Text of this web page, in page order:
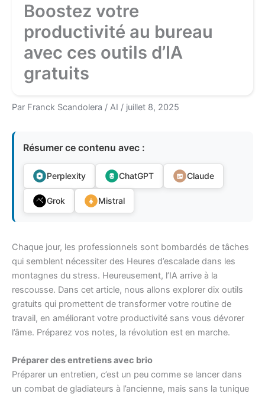
Boostez votre
productivité au bureau
avec ces outils d’IA
gratuits
Par Franck Scandolera / AI / juillet 8, 2025
Résumer ce contenu avec :
Perplexity ChatGPT Claude
Grok Mistral
Chaque jour, les professionnels sont bombardés de tâches
qui semblent nécessiter des Heures d’escalade dans les
montagnes du stress. Heureusement, l’IA arrive à la
rescousse. Dans cet article, nous allons explorer dix outils
gratuits qui promettent de transformer votre routine de
travail, en améliorant votre productivité sans vous dévorer
l’âme. Préparez vos notes, la révolution est en marche.
Préparer des entretiens avec brio
Préparer un entretien, c’est un peu comme se lancer dans
un combat de gladiateurs à l’ancienne, mais sans la tunique